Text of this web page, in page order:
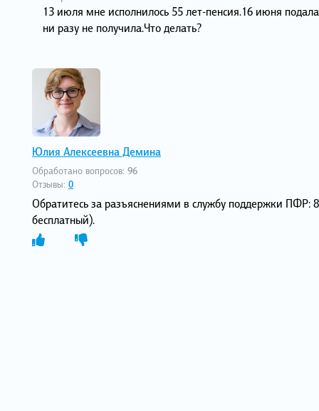
13 июля мне исполнилось 55 лет-пенсия.16 июня
ни разу не получила.Что делать?
Юлия Алексеевна Демина
Обработано вопросов: 96
Отзывы: 0
Обратитесь за разъяснениями в службу поддержки
бесплатный).